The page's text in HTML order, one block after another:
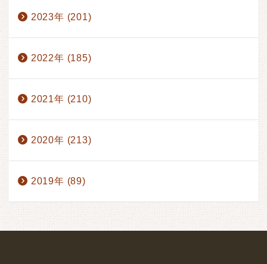
2023年 (201)
2022年 (185)
2021年 (210)
2020年 (213)
2019年 (89)